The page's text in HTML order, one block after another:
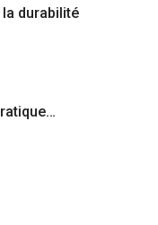
durabilité